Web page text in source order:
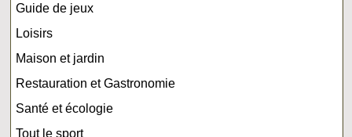
Guide de jeux
Loisirs
Maison et jardin
Restauration et Gastronomie
Santé et écologie
Tout le sport